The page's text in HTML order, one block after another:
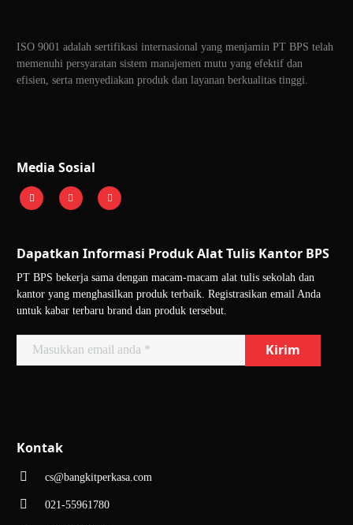
ISO 9001 adalah sertifikasi internasional yang menjamin PT BPS telah
memenuhi persyaratan sistem manajemen mutu yang efektif dan
efisien, serta menyediakan produk dan layanan berkualitas tinggi.
Media Sosial
Dapatkan Informasi Produk Alat Tulis Kantor BPS
PT BPS bekerja sama dengan macam-macam alat tulis sekolah dan
kantor yang menghasilkan produk terbaik. Registrasikan email Anda
untuk kabar terbaru brand dan produk tersebut.
Kontak
cs@bangkitperkasa.com
021-55961780